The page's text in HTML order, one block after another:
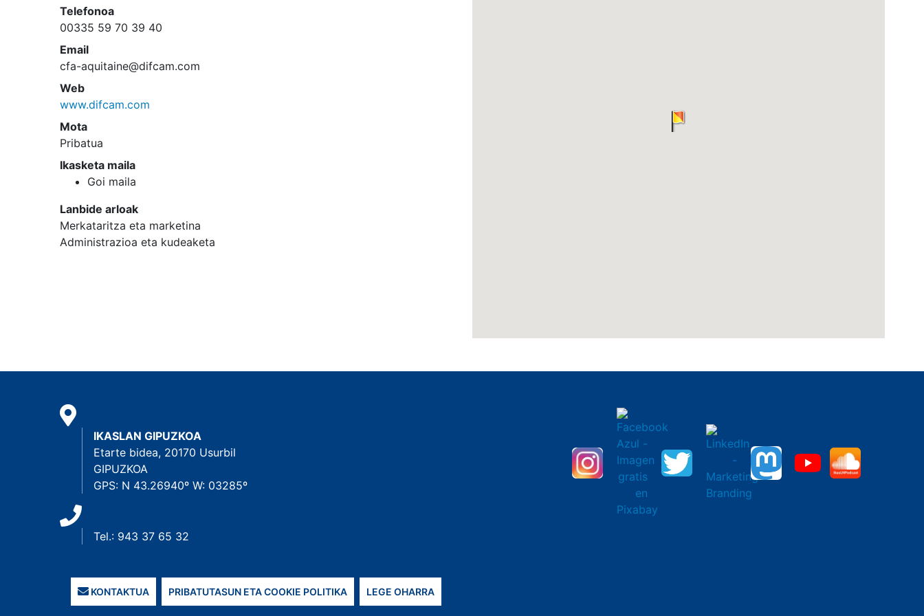
Telefonoa
00335 59 70 39 40
Email
cfa-aquitaine@difcam.com
Web
www.difcam.com
Mota
Pribatua
Ikasketa maila
Goi maila
Lanbide arloak
Merkataritza eta marketina
Administrazioa eta kudeaketa
IKASLAN GIPUZKOA
Etarte bidea, 20170 Usurbil
GIPUZKOA
GPS: N 43.26940º W: 03285º
Tel.: 943 37 65 32
KONTAKTUA PRIBATUTASUN ETA COOKIE POLITIKA LEGE OHARRA